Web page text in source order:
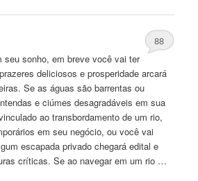
88
sonho, em breve você vai ter
deliciosose prosperidade arcará
Se aságuas são barrentas ou
e ciúmes desagradáveis ​​em sua
ao transbordamento de um rio,
em seu negócio, ou você vai
escapada privado chegará editale
críticas. Se ao navegar em um rio …